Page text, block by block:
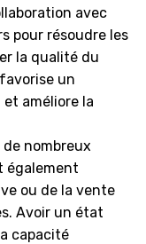
avec
pour résoudre les
la qualité du
un
améliore la
de nombreux
également
ou de la vente
Avoir un état
capacité